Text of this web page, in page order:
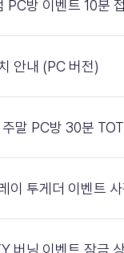
PC방 이벤트 10분
안내 (PC 버전)
말 PC방 30분
이 투게더 이벤트
버닝 이벤트 잠금